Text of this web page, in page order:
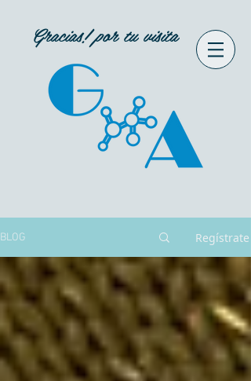
Gracias! por tu visita
BLOG Regístrate